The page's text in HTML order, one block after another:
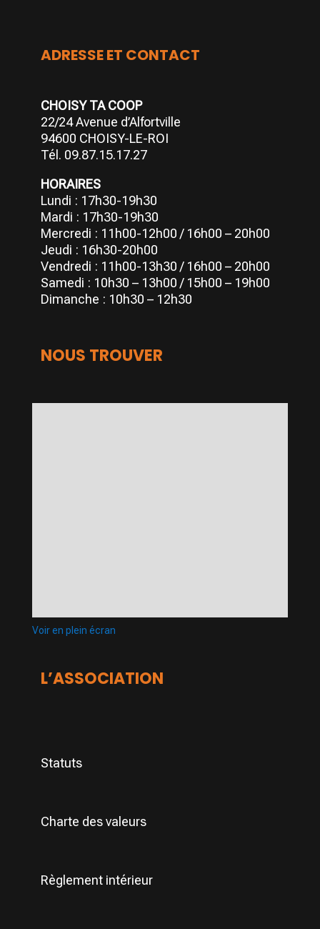
ADRESSE ET CONTACT
CHOISY TA COOP
22/24 Avenue d’Alfortville
94600 CHOISY-LE-ROI
Tél. 09.87.15.17.27
HORAIRES
Lundi : 17h30-19h30
Mardi : 17h30-19h30
Mercredi : 11h00-12h00 / 16h00 – 20h00
Jeudi : 16h30-20h00
Vendredi : 11h00-13h30 / 16h00 – 20h00
Samedi : 10h30 – 13h00 / 15h00 – 19h00
Dimanche : 10h30 – 12h30
NOUS TROUVER
Voir en plein écran
L’ASSOCIATION
Statuts
Charte des valeurs
Règlement intérieur